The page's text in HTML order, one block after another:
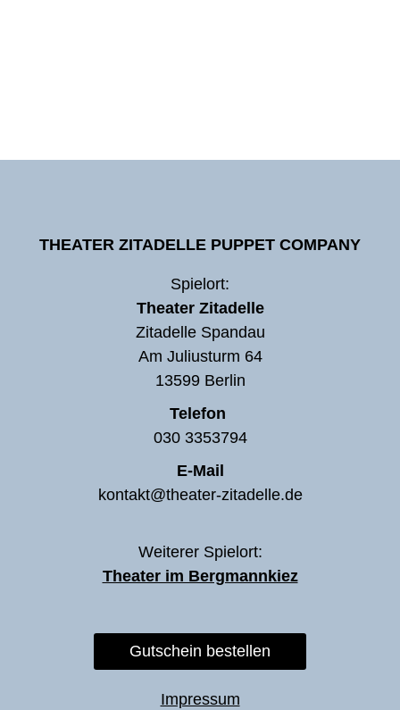
THEATER ZITADELLE PUPPET COMPANY
Spielort:
Theater Zitadelle
Zitadelle Spandau
Am Juliusturm 64
13599 Berlin
Telefon
030 3353794
E-Mail
kontakt@theater-zitadelle.de
Weiterer Spielort:
Theater im Bergmannkiez
Gutschein bestellen
Impressum